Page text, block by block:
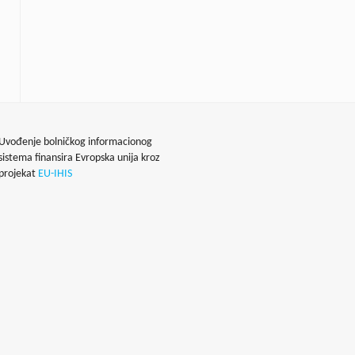
bolničkog informacionog
finansira Evropska unija kroz
EU-IHIS